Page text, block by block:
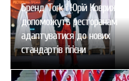
Бренд Tork і Юрій Ковриженко
допоможуть ресторанам
адаптуватися до нових
стандартів гігієни